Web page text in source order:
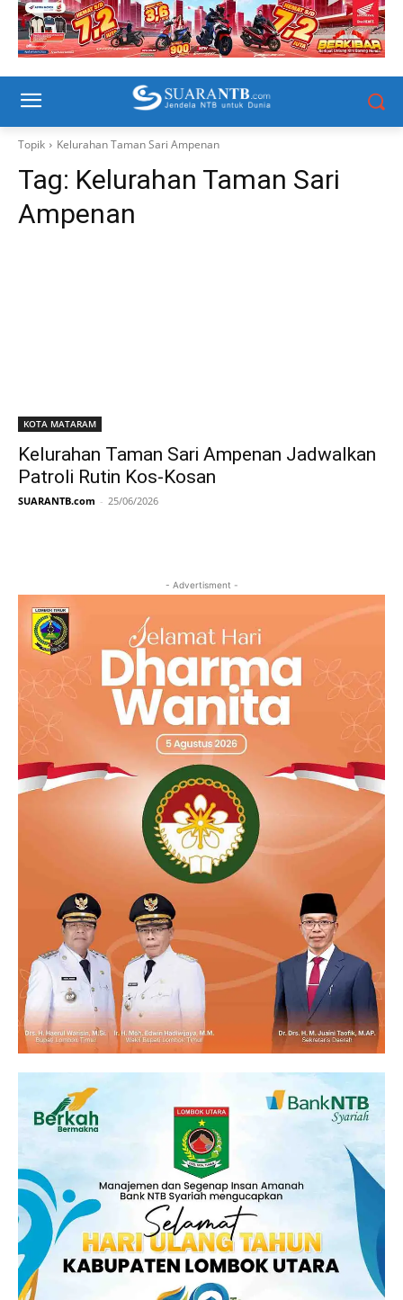
Topik Kelurahan Taman Sari Ampenan
Tag: Kelurahan Taman Sari
Ampenan
KOTA MATARAM
Kelurahan Taman Sari Ampenan Jadwalkan
Patroli Rutin Kos-Kosan
SUARANTB.com - 25/06/2026
- Advertisment -